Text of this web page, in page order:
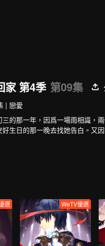
家 第4季 第09集
| 戀愛
的那一年，因爲一場雨相識，
生日的那一晚去找她告白。又
瑾年來扮演許嘉木，然後並放
卻因之前的誤會處於冰封狀態
選 WeTV優選